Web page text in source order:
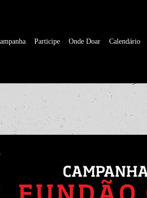
Participe Onde Doar Calendário